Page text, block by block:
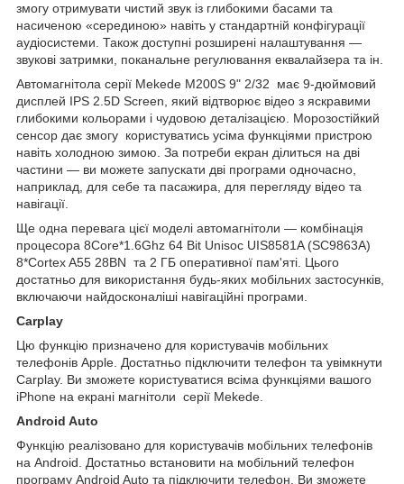
змогу отримувати чистий звук із глибокими басами та
насиченою «серединою» навіть у стандартній конфігурації
аудіосистеми. Також доступні розширені налаштування —
звукові затримки, поканальне регулювання еквалайзера та ін.
Автомагнітола серії Mekede M200S 9" 2/32 має 9-дюймовий
дисплей IPS 2.5D Screen, який відтворює відео з яскравими
глибокими кольорами і чудовою деталізацією. Морозостійкий
сенсор дає змогу користуватись усіма функціями пристрою
навіть холодною зимою. За потреби екран ділиться на дві
частини — ви можете запускати дві програми одночасно,
наприклад, для себе та пасажира, для перегляду відео та
навігації.
Ще одна перевага цієї моделі автомагнітоли — комбінація
процесора 8Core*1.6Ghz 64 Bit Unisoc UIS8581A (SC9863A)
8*Cortex A55 28BN та 2 ГБ оперативної пам'яті. Цього
достатньо для використання будь-яких мобільних застосунків,
включаючи найдосконаліші навігаційні програми.
Carplay
Цю функцію призначено для користувачів мобільних
телефонів Apple. Достатньо підключити телефон та увімкнути
Carplay. Ви зможете користуватися всіма функціями вашого
iPhone на екрані магнітоли серії Mekede.
Android Auto
Функцію реалізовано для користувачів мобільних телефонів
на Android. Достатньо встановити на мобільний телефон
програму Android Auto та підключити телефон. Ви зможете